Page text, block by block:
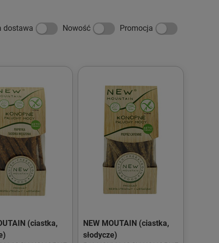
dostawa Nowość Promocja
(ciastka,
NEW MOUTAIN (ciastka,
słodycze)